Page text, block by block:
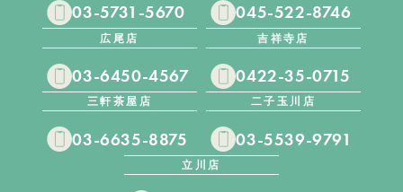
03-5731-5670 045-522-8746
広尾店
03-6450-4567
吉祥寺店
0422-35-0715
三軒茶屋店
03-6635-8875
二子玉川店
03-5539-9791
立川店